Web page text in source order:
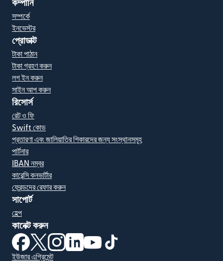
কম্পানি
সম্পর্কে
ইনভেস্টর
প্রোডাক্ট
টাকা পাঠান
টাকা গ্রহণ করুন
লগ ইন করুন
সাইন আপ করুন
রিসোর্স
রেট ও ফি
Swift কোড
প্রতারণা এবং জালিয়াতির শিকারদের জন্য সংস্থানসমূহ
পার্টনার
IBAN নম্বর
কারেন্সি কনভার্টার
ফ্রেন্ডদের রেফার করুন
সাপোর্ট
হেল্প
কানেক্ট করুন
(নতুন উইন্ডোতে খুলবে)
(নতুন উইন্ডোতে খুলবে)
(নতুন উইন্ডোতে খুলবে)
(নতুন উইন্ডোতে খুলবে)
(নতুন উইন্ডোতে খুলবে)
ইউজার এগ্রিমেন্ট